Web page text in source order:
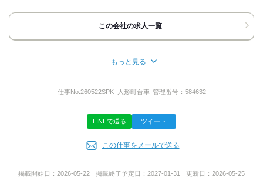
上記住所が勤務地ではなく、
中央区人形町周辺の現地集合となります。
最後までお読みいただき
ご応募ください。
この会社の求人一覧
千葉県市川市南行徳１丁目１４‐１５
もっと見る
仕事No. 260522SPK_人形町台車 管理番号： 584632
LINEで送る ツイート
この仕事をメールで送る
掲載開始日： 2026-05-22 掲載終了予定日： 2027-01-31 更新日： 2026-05-25